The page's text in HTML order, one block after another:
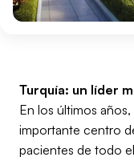
Turquía: un líder
En los últimos
importante centro
pacientes de todo